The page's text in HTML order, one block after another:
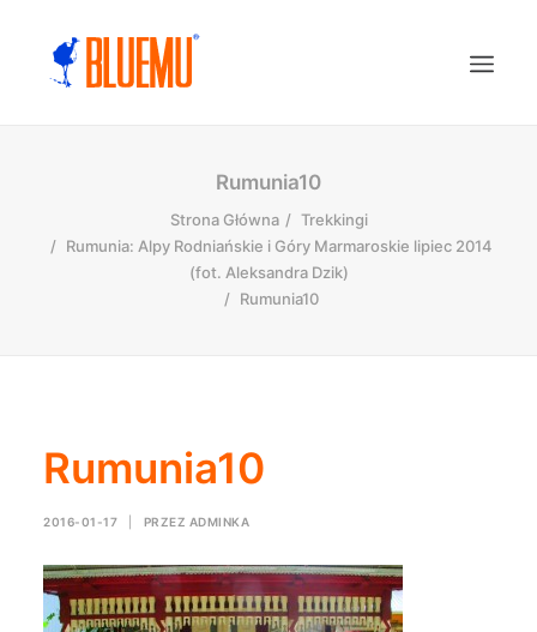
Rumunia10
Strona Główna
Trekkingi
Rumunia: Alpy Rodniańskie i Góry Marmaroskie lipiec 2014
(fot. Aleksandra Dzik)
Rumunia10
Rumunia10
2016-01-17 PRZEZ ADMINKA